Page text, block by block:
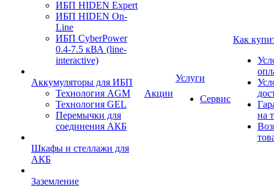
ИБП HIDEN Expert
ИБП HIDEN On-
Line
ИБП CyberPower
0.4-7.5 кВА (line-
interactive)
Аккумуляторы для ИБП
Технология AGM
Технология GEL
Перемычки для
соединения АКБ
Шкафы и стеллажи для
АКБ
Заземление
Акции
Услуги
Сервис
Как
на